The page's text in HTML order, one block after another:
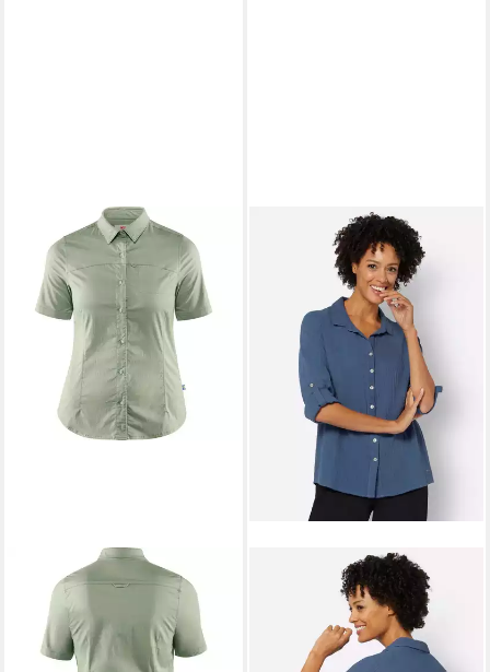
FJÄLLRÄVEN
Outdoorbluse
Shirt High Coast Stretch
85,45 €